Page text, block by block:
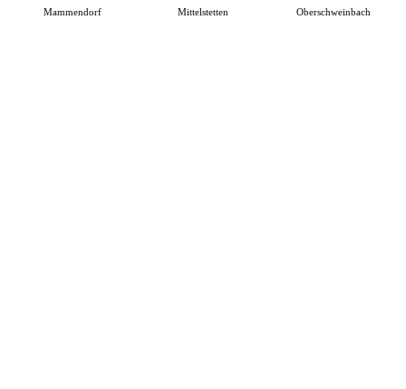
Mammendorf Mittelstetten Oberschweinbach